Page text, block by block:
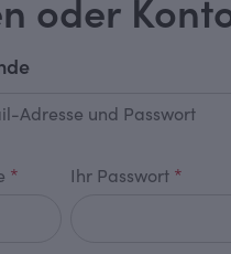
oder
Adresse und Passwort
* Ihr Passwort *